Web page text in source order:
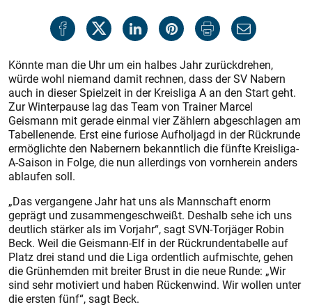
Könnte man die Uhr um ein halbes Jahr zurückdrehen,
würde wohl niemand damit rechnen, dass der SV Nabern
auch in dieser Spielzeit in der Kreisliga A an den Start geht.
Zur Winterpause lag das Team von Trainer Marcel
Geismann mit gerade einmal vier Zählern abgeschlagen am
Tabellenende. Erst eine furiose Aufholjagd in der Rückrunde
ermöglichte den Nabernern bekanntlich die fünfte Kreisliga-
A-Saison in Folge, die nun allerdings von vornherein anders
ablaufen soll.
„Das vergangene Jahr hat uns als Mannschaft enorm
geprägt und zusammengeschweißt. Deshalb sehe ich uns
deutlich stärker als im Vorjahr“, sagt SVN-Torjäger Robin
Beck. Weil die Geismann-Elf in der Rückrundentabelle auf
Platz drei stand und die Liga ordentlich aufmischte, gehen
die Grünhemden mit breiter Brust in die neue Runde: „Wir
sind sehr motiviert und haben Rückenwind. Wir wollen unter
die ersten fünf“, sagt Beck.